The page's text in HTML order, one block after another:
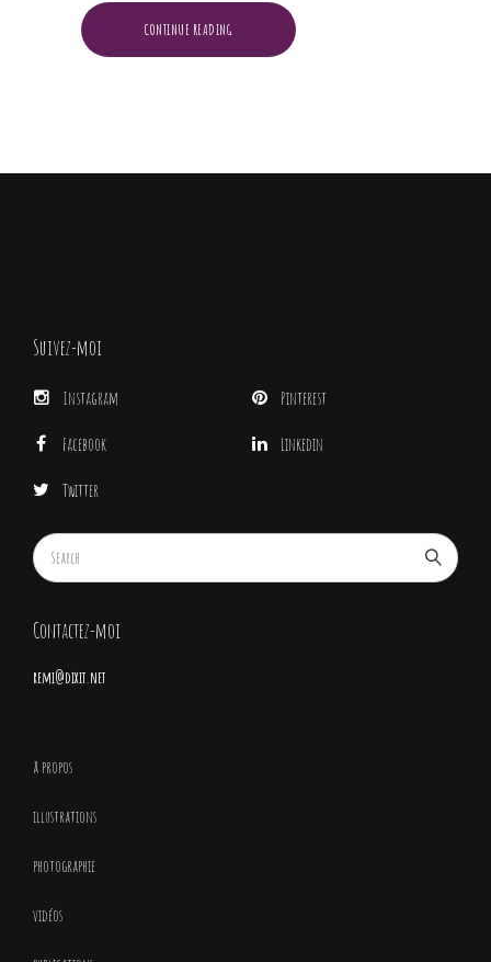
CONTINUE READING
Suivez-moi
Instagram
Facebook
Twitter
Pinterest
Linkedin
Contactez-moi
remi@dixit.net
à propos
illustrations
photographie
vidéos